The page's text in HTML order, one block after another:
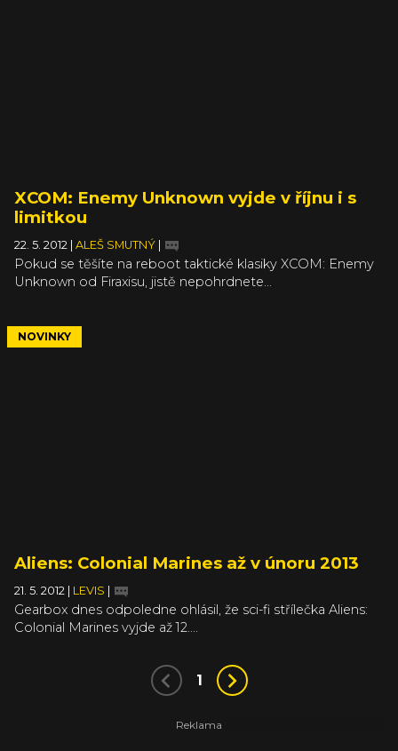
XCOM: Enemy Unknown vyjde v říjnu i s
limitkou
22. 5. 2012 ALEŠ SMUTNÝ
Pokud se těšíte na reboot taktické klasiky XCOM: Enemy
Unknown od Firaxisu, jistě nepohrdnete...
NOVINKY
Aliens: Colonial Marines až v únoru 2013
21. 5. 2012 LEVIS
Gearbox dnes odpoledne ohlásil, že sci-fi střílečka Aliens:
Colonial Marines vyjde až 12....
1